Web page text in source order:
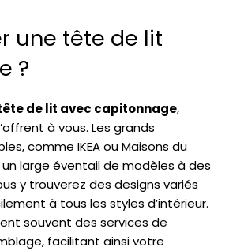
une tête de lit
?
de lit avec capitonnage,
à vous. Les grands
comme IKEA ou Maisons du
large éventail de modèles à des
y trouverez des designs variés
à tous les styles d’intérieur.
souvent des services de
facilitant ainsi votre